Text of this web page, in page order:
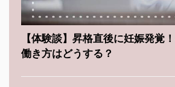
【体験談】昇格直後に妊娠発覚
働き方はどうする？